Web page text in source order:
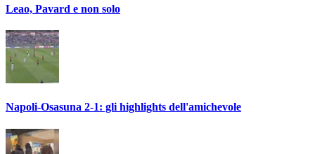
Leao, Pavard e non solo
Napoli-Osasuna 2-1: gli highlights dell'amichevole